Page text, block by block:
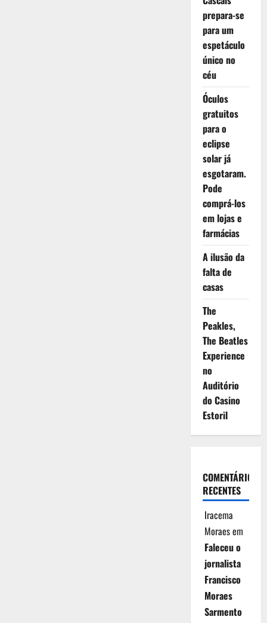
prepara-se
para um
espetáculo
único no
céu
Óculos
gratuitos
para o
eclipse
solar já
esgotaram.
Pode
comprá-los
em lojas e
farmácias
A ilusão da
falta de
casas
The
Peakles,
The Beatles
Experience
no
Auditório
do Casino
Estoril
COMENTÁRIOS
RECENTES
Iracema
Moraesem
Faleceu o
jornalista
Francisco
Moraes
Sarmento